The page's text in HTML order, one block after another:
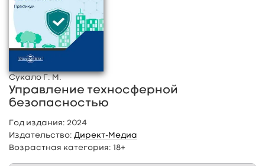
Сукало Г. М.
Управление техносферной
безопасностью
Год издания: 2024
Издательство: Директ-Медиа
Возрастная категория: 18+